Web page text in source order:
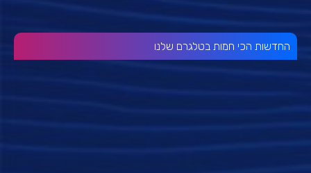
החדשות הכי חמות בטלגרם שלנו